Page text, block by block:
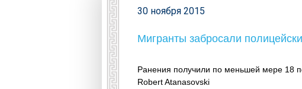
30 ноября 2015
Мигранты забросали
Ранения получили по меньшей мере 18
Robert Atanasovski